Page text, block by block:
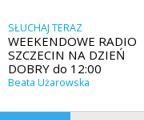
SŁUCHAJ TERAZ
WEEKENDOWE RADIO
SZCZECIN NA DZIEŃ
DOBRY do 12:00
Beata Użarowska